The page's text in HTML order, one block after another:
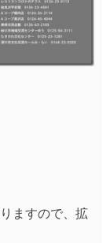
ますので、拡